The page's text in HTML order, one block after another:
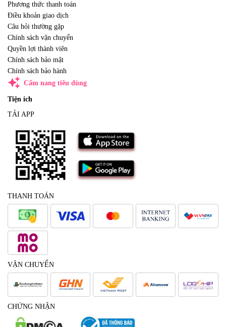
Phương thức thanh toán
Điều khoản giao dịch
Câu hỏi thường gặp
Chính sách vận chuyển
Quyền lợi thành viên
Chính sách bảo mật
Chính sách bảo hành
auto_awesome Cẩm nang tiêu dùng
Tiện ích
TẢI APP
THANH TOÁN
VẬN CHUYỂN
CHỨNG NHẬN